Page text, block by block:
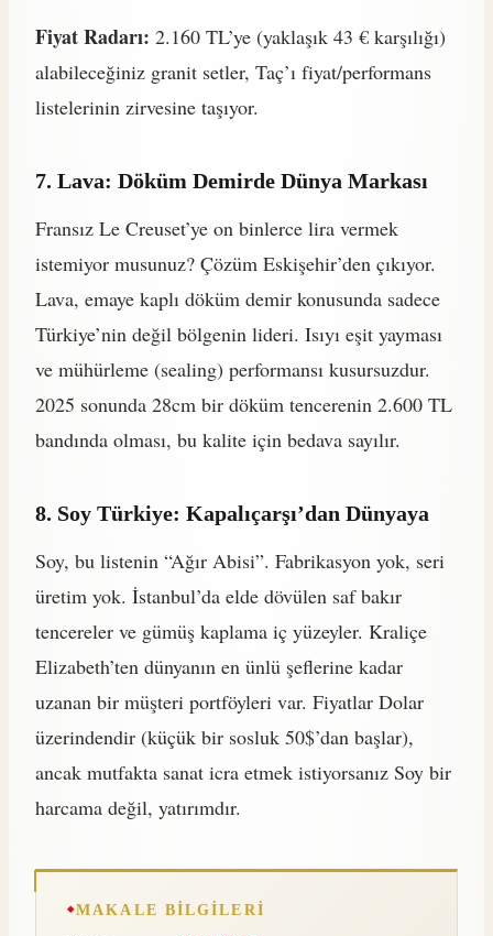
Fiyat Radarı: 2.160 TL’ye (yaklaşık 43 € karşılığı)
alabileceğiniz granit setler, Taç’ı fiyat/performans
listelerinin zirvesine taşıyor.
7. Lava: Döküm Demirde Dünya Markası
Fransız Le Creuset’ye on binlerce lira vermek
istemiyor musunuz? Çözüm Eskişehir’den çıkıyor.
Lava, emaye kaplı döküm demir konusunda sadece
Türkiye’nin değil bölgenin lideri. Isıyı eşit yayması
ve mühürleme (sealing) performansı kusursuzdur.
2025 sonunda 28cm bir döküm tencerenin 2.600 TL
bandında olması, bu kalite için bedava sayılır.
8. Soy Türkiye: Kapalıçarşı’dan Dünyaya
Soy, bu listenin “Ağır Abisi”. Fabrikasyon yok, seri
üretim yok. İstanbul’da elde dövülen saf bakır
tencereler ve gümüş kaplama iç yüzeyler. Kraliçe
Elizabeth’ten dünyanın en ünlü şeflerine kadar
uzanan bir müşteri portföyleri var. Fiyatlar Dolar
üzerindendir (küçük bir sosluk 50$’dan başlar),
ancak mutfakta sanat icra etmek istiyorsanız Soy bir
harcama değil, yatırımdır.
MAKALE BILGILERI